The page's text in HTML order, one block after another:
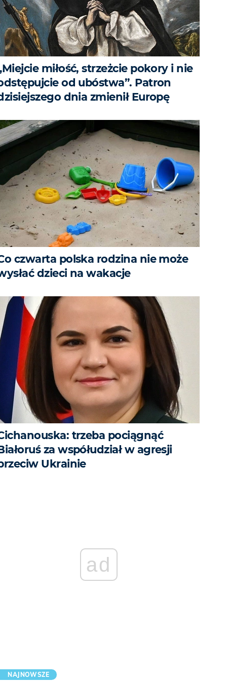
miłość, strzeżcie pokory i nie
od ubóstwa”. Patron
dnia zmienił Europę
czwarta polska rodzina nie może
dzieci na wakacje
trzeba pociągnąć
za współudział w agresji
Ukrainie
ad
NAJNOWSZE